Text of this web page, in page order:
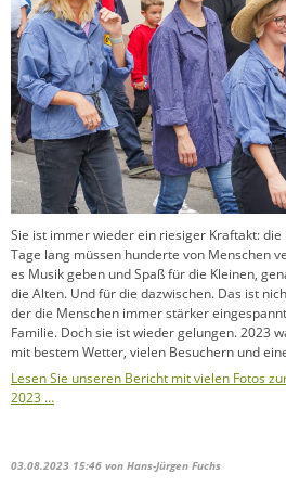
Sie ist immer wieder ein riesiger Kraftakt: die
Tage lang müssen hunderte von Menschen
es Musik geben und Spaß für die Kleinen,
die Alten. Und für die dazwischen. Das ist
der die Menschen immer stärker
Familie. Doch sie ist wieder gelungen. 2023
mit bestem Wetter, vielen Besuchern und
Lesen Sie unseren Bericht mit vielen Fotos
2023 …
03.08.2023 15:46 von Hans-Jürgen Fuchs